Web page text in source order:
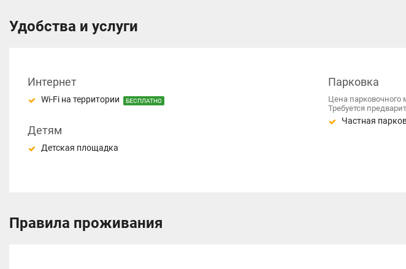
Удобства и услуги
Интернет
Wi-Fi на территории БЕСПЛАТНО
Детям
Детская площадка
Парковка
Цена парковочного
Требуется
Частная
Правила проживания